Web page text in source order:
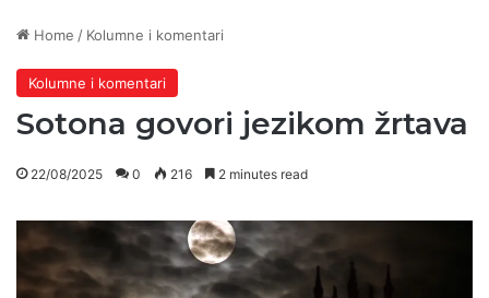
Home / Kolumne i komentari
Kolumne i komentari
Sotona govori jezikom žrtava
22/08/2025 0 216 2 minutes read